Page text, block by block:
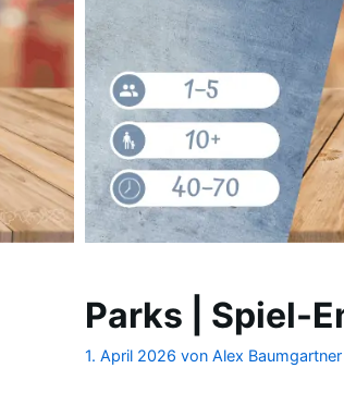
Parks | Spiel-
1. April 2026 von Alex Baumgartner